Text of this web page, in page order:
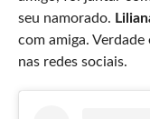
seu namorado.
com amiga. Verdade
nas redes sociais.